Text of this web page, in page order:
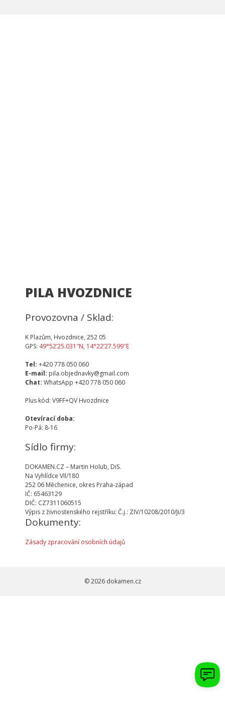
PILA HVOZDNICE
Provozovna / Sklad:
K Plazům, Hvozdnice, 252 05
GPS: 49°52’25.031″N, 14°22’27.599″E
Tel: +420 778 050 060
E-mail: pila.objednavky@gmail.com
Chat: WhatsApp +420 778 050 060
Plus kód: V9FF+QV Hvozdnice
Otevírací doba:
Po-Pá: 8-16
Sídlo firmy:
DOKAMEN.CZ – Martin Holub, DiS.
Na Vyhlídce VII/180
252 06 Měchenice, okres Praha-západ
IČ: 65463129
DIČ: CZ7311060515
Výpis z živnostenského rejstříku: Č.j.: ZIV/10208/2010/Ji/3
Dokumenty:
Zásady zpracování osobních údajů
© 2026 dokamen.cz